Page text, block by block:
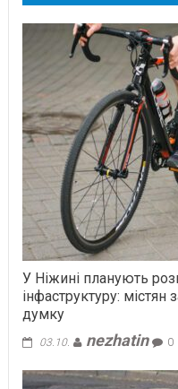
У Ніжині планують
інфаструктуру:
думку
03.10. nezhatin 0